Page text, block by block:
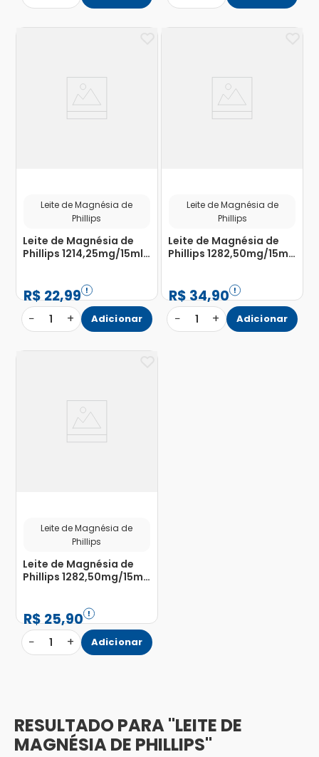
Leite de Magnésia de
Phillips
Leite de Magnésia de
Phillips 1214,25mg/15ml
120ml
R$22,99
− 1 + Adicionar
Leite de Magnésia de
Phillips
Leite de Magnésia de
Phillips 1282,50mg/15ml
350ml
R$34,90
− 1 + Adicionar
Leite de Magnésia de
Phillips
Leite de Magnésia de
Phillips 1282,50mg/15ml
Frasco 350ml
R$25,90
− 1 + Adicionar
LEITE DE
MAGNÉSIA DE PHILLIPS